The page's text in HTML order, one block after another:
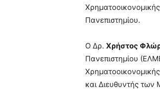
Πανεπιστημίου.
Ο Δρ. Χρήστος
Πανεπιστημίου
και Διευθυντής των